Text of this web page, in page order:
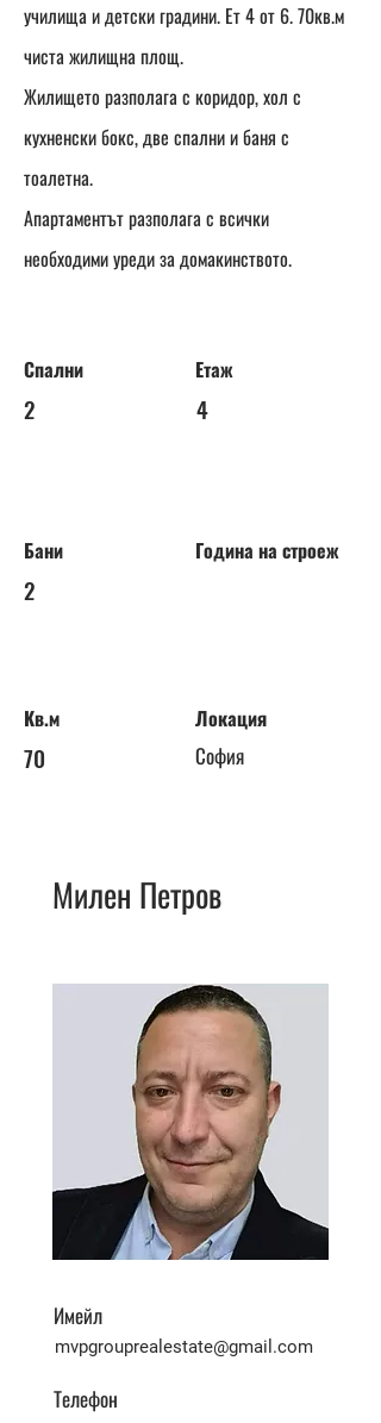
училища и детски градини. Ет 4 от 6. 70кв.м
чиста жилищна площ.
Жилището разполага с коридор, хол с
кухненски бокс, две спални и баня с
тоалетна.
Апартаментът разполага с всички
необходими уреди за домакинството.
Спални
2
Бани
2
Кв.м
70
Етаж
4
Година на строеж
Локация
София
Милен Петров
Имейл
mvpgrouprealestate@gmail.com
Телефон